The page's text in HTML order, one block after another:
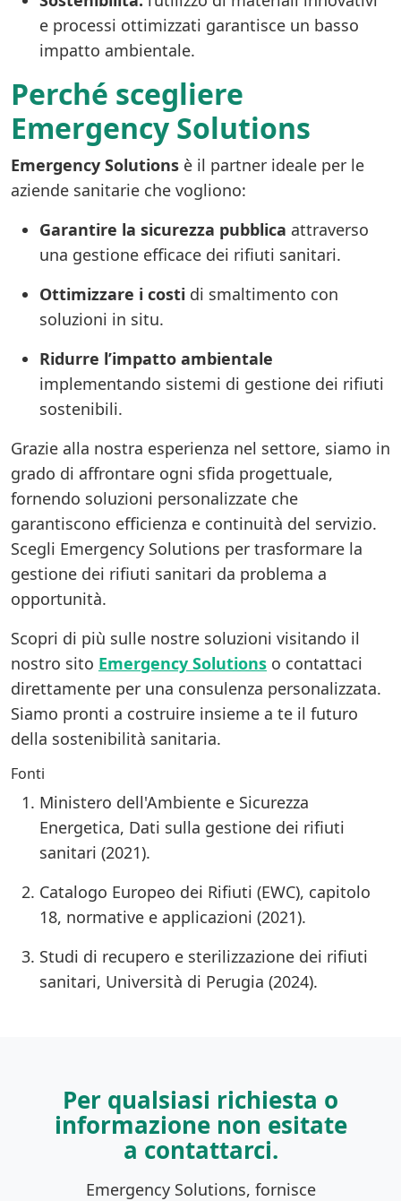
e processi ottimizzati garantisce un basso
impatto ambientale.
Perché scegliere
Emergency Solutions
Emergency Solutions è il partner ideale per le
aziende sanitarie che vogliono:
Garantire la sicurezza pubblica attraverso
una gestione efficace dei rifiuti sanitari.
Ottimizzare i costi di smaltimento con
soluzioni in situ.
Ridurre l’impatto ambientale
implementando sistemi di gestione dei rifiuti
sostenibili.
Grazie alla nostra esperienza nel settore, siamo in
grado di affrontare ogni sfida progettuale,
fornendo soluzioni personalizzate che
garantiscono efficienza e continuità del servizio.
Scegli Emergency Solutions per trasformare la
gestione dei rifiuti sanitari da problema a
opportunità.
Scopri di più sulle nostre soluzioni visitando il
nostro sito Emergency Solutions o contattaci
direttamente per una consulenza personalizzata.
Siamo pronti a costruire insieme a te il futuro
della sostenibilità sanitaria.
Fonti
Ministero dell'Ambiente e Sicurezza
Energetica, Dati sulla gestione dei rifiuti
sanitari (2021).
Catalogo Europeo dei Rifiuti (EWC), capitolo
18, normative e applicazioni (2021).
Studi di recupero e sterilizzazione dei rifiuti
sanitari, Università di Perugia (2024).
Per qualsiasi richiesta o
informazione non esitate
a contattarci.
Emergency Solutions, fornisce